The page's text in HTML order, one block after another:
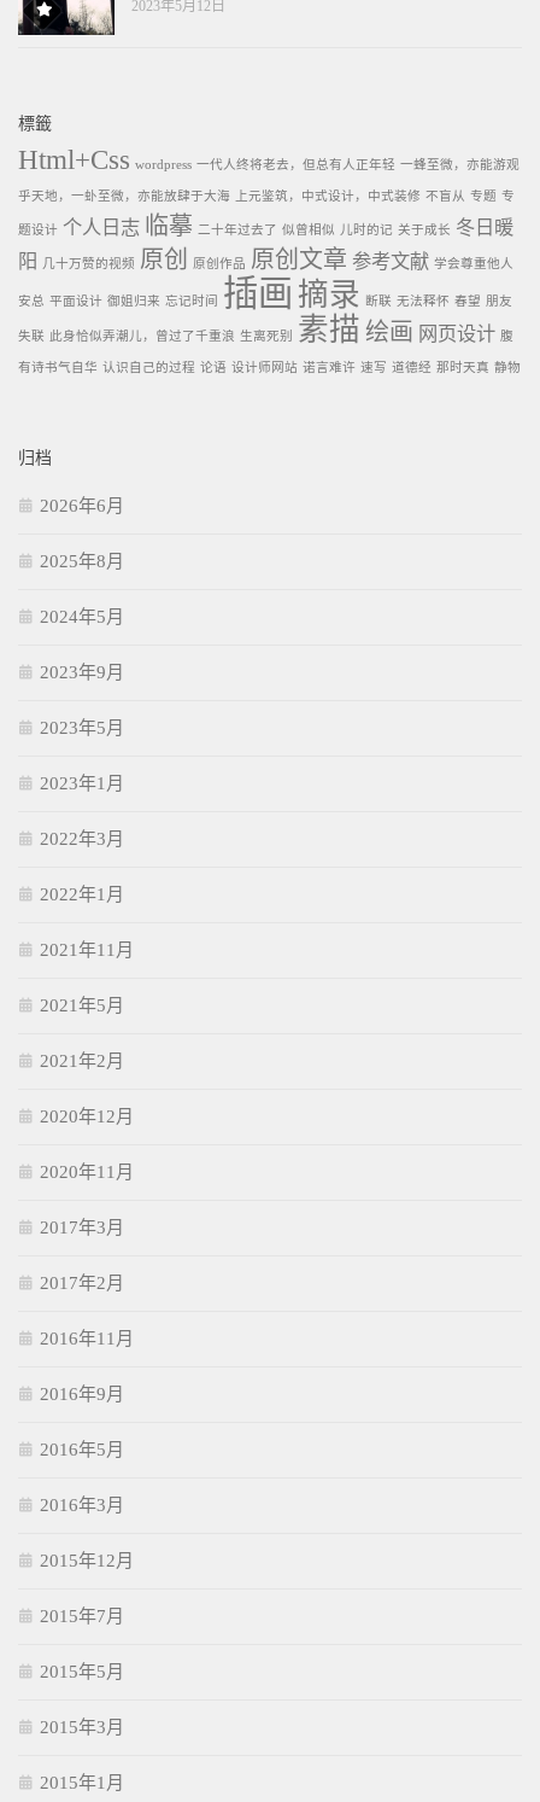
2023年5月12日
標籤
Html+Css wordpress 一代人终将老去，但总有人正年轻 一蜂至微，亦能游观
乎天地，一虲至微，亦能放肆于大海 上元鉴筑，中式设计，中式装修 不盲从 专题 专
题设计 个人日志 临摹 二十年过去了 似曾相似 儿时的记 关于成长 冬日暖
阳
几十万赞的视频 原创 原创作品 原创文章 参考文献 学会尊重他人
安总 平面设计 御姐归来 忘记时间 插画 摘录 断联 无法释怀 春望 朋友
失联 此身恰似弄潮儿，曾过了千重浪 生离死别 素描 绘画 网页设计 腹
有诗书气自华 认识自己的过程 论语 设计师网站 诺言难许 速写 道德经 那时天真 静物
归档
2026年6月
2025年8月
2024年5月
2023年9月
2023年5月
2023年1月
2022年3月
2022年1月
2021年11月
2021年5月
2021年2月
2020年12月
2020年11月
2017年3月
2017年2月
2016年11月
2016年9月
2016年5月
2016年3月
2015年12月
2015年7月
2015年5月
2015年3月
2015年1月